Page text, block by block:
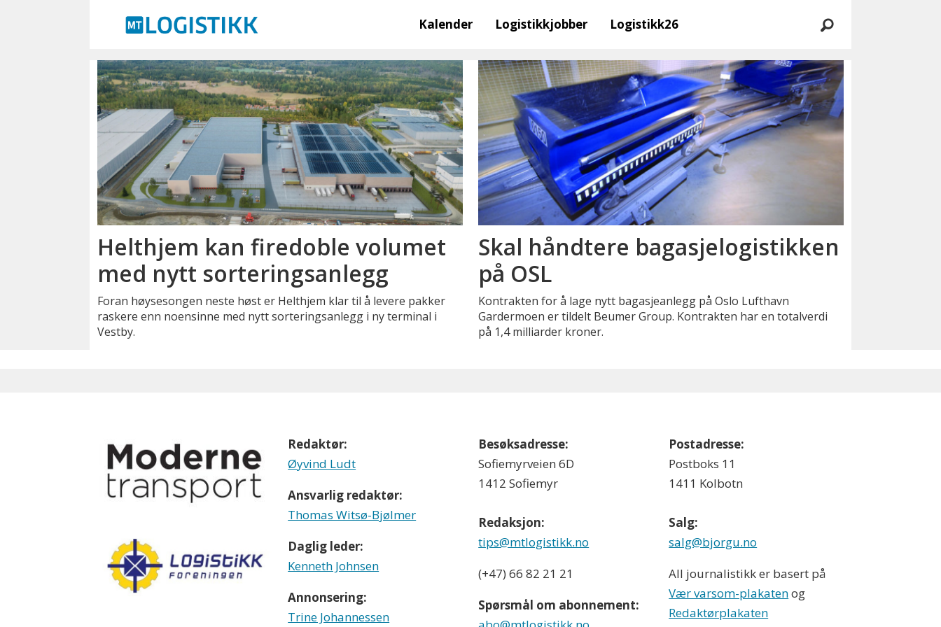
Kalender Logistikkjobber Logistikk26
beumer
Helthjem kan firedoble volumet
med nytt sorteringsanlegg
Foran høysesongen neste høst er Helthjem klar til å levere pakker
raskere enn noensinne med nytt sorteringsanlegg i ny terminal i
Vestby.
Skal håndtere bagasjelogistikken
på OSL
Kontrakten for å lage nytt bagasjeanlegg på Oslo Lufthavn
Gardermoen er tildelt Beumer Group. Kontrakten har en totalverdi
på 1,4 milliarder kroner.
Redaktør:
Øyvind Ludt
Ansvarlig redaktør:
Thomas Witsø-Bjølmer
Daglig leder:
Kenneth Johnsen
Annonsering:
Trine Johannessen
Besøksadresse:
Sofiemyrveien 6D
1412 Sofiemyr
Redaksjon:
tips@mtlogistikk.no
(+47) 66 82 21 21
Spørsmål om abonnement:
Postadresse:
Postboks 11
1411 Kolbotn
Salg:
salg@bjorgu.no
All journalistikk er basert på
Vær varsom-plakatenog
Redaktørplakaten